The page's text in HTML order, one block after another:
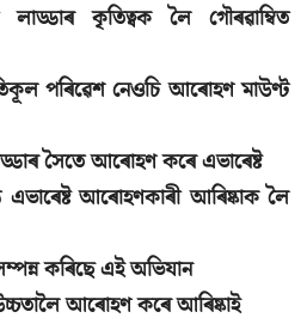
লাড্ডাৰ কৃতিত্বক লৈ গৌৰৱাম্বিত
পৰিৱেশ নেওচি আৰোহণ মাউণ্ট
সৈতে আৰোহণ কৰে এভাৰেষ্ট
এভাৰেষ্ট আৰোহণকাৰী আৰিষ্কাক লৈ
কৰিছে এই অভিযান
আৰোহণ কৰে আৰিষ্কাই